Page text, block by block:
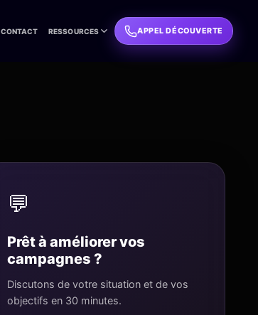
CONTACT RESSOURCES APPEL DÉCOUVERTE
💬
Prêt à améliorer vos
campagnes ?
Discutons de votre situation et de vos
objectifs en 30 minutes.